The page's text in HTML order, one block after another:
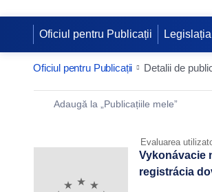
Oficiul pentru Publicații
Oficiul pentru Publicații Detalii de
Publication Detail
Adaugă la „Publicațiile mele”
Evaluarea
Vykonávacie
registrácia